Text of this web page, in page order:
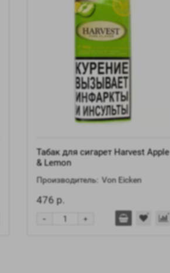
Табак для сигарет Harvest Apple
& Lemon
Производитель: Von Eicken
476 р.
+
-